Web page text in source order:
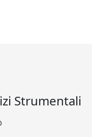
Strumentali